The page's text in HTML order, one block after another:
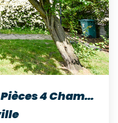
SARTROUVILLE Maison 6 Pièces 4 Chambres Terrain 410 M²...